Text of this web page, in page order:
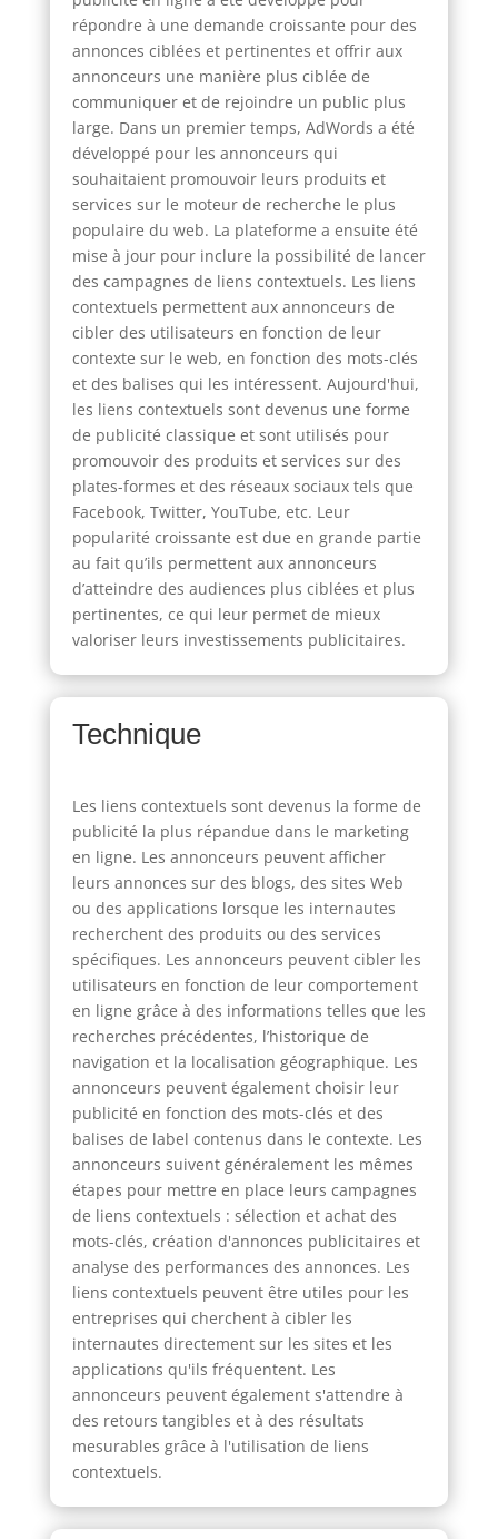
répondre à une demande croissante pour des
annonces ciblées et pertinentes et offrir aux
annonceurs une manière plus ciblée de
communiquer et de rejoindre un public plus
large. Dans un premier temps, AdWords a été
développé pour les annonceurs qui
souhaitaient promouvoir leurs produits et
services sur le moteur de recherche le plus
populaire du web. La plateforme a ensuite été
mise à jour pour inclure la possibilité de lancer
des campagnes de liens contextuels. Les liens
contextuels permettent aux annonceurs de
cibler des utilisateurs en fonction de leur
contexte sur le web, en fonction des mots-clés
et des balises qui les intéressent. Aujourd'hui,
les liens contextuels sont devenus une forme
de publicité classique et sont utilisés pour
promouvoir des produits et services sur des
plates-formes et des réseaux sociaux tels que
Facebook, Twitter, YouTube, etc. Leur
popularité croissante est due en grande partie
au fait qu’ils permettent aux annonceurs
d’atteindre des audiences plus ciblées et plus
pertinentes, ce qui leur permet de mieux
valoriser leurs investissements publicitaires.
Technique
Les liens contextuels sont devenus la forme de
publicité la plus répandue dans le marketing
en ligne. Les annonceurs peuvent afficher
leurs annonces sur des blogs, des sites Web
ou des applications lorsque les internautes
recherchent des produits ou des services
spécifiques. Les annonceurs peuvent cibler les
utilisateurs en fonction de leur comportement
en ligne grâce à des informations telles que les
recherches précédentes, l’historique de
navigation et la localisation géographique. Les
annonceurs peuvent également choisir leur
publicité en fonction des mots-clés et des
balises de label contenus dans le contexte. Les
annonceurs suivent généralement les mêmes
étapes pour mettre en place leurs campagnes
de liens contextuels : sélection et achat des
mots-clés, création d'annonces publicitaires et
analyse des performances des annonces. Les
liens contextuels peuvent être utiles pour les
entreprises qui cherchent à cibler les
internautes directement sur les sites et les
applications qu'ils fréquentent. Les
annonceurs peuvent également s'attendre à
des retours tangibles et à des résultats
mesurables grâce à l'utilisation de liens
contextuels.